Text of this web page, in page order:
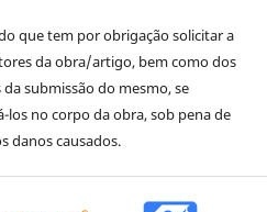
que tem por obrigação solicitar a
da obra/artigo, bem como dos
submissão do mesmo, se
no corpo da obra, sob pena de
danos causados.